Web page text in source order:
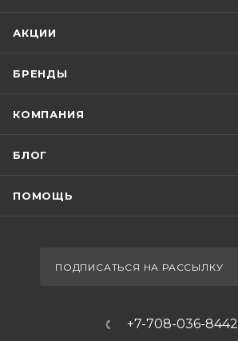
АКЦИИ
БРЕНДЫ
КОМПАНИЯ
БЛОГ
ПОМОЩЬ
ПОДПИСАТЬСЯ НА РАССЫЛКУ
+7-708-036-8442